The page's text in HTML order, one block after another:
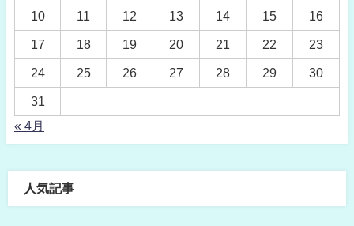
10 11 12 13 14 15 16
17 18 19 20 21 22 23
24 25 26 27 28 29 30
31
« 4月
人気記事